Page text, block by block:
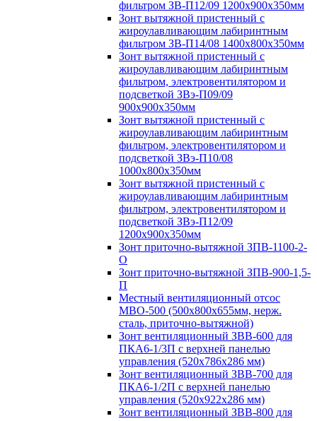
фильтром ЗВ-П12/09 1200х900х350мм
Зонт вытяжной пристенный с
жироулавливающим лабиринтным
фильтром ЗВ-П14/08 1400х800х350мм
Зонт вытяжной пристенный с
жироулавливающим лабиринтным
фильтром, электровентилятором и
подсветкой ЗВэ-П09/09
900х900х350мм
Зонт вытяжной пристенный с
жироулавливающим лабиринтным
фильтром, электровентилятором и
подсветкой ЗВэ-П10/08
1000х800х350мм
Зонт вытяжной пристенный с
жироулавливающим лабиринтным
фильтром, электровентилятором и
подсветкой ЗВэ-П12/09
1200х900х350мм
Зонт приточно-вытяжной ЗПВ-1100-2-
О
Зонт приточно-вытяжной ЗПВ-900-1,5-
П
Местный вентиляционный отсос
МВО-500 (500х800х655мм, нерж.
сталь, приточно-вытяжной)
Зонт вентиляционный ЗВВ-600 для
ПКА6-1/3П с верхней панелью
управления (520х786х286 мм)
Зонт вентиляционный ЗВВ-700 для
ПКА6-1/2П с верхней панелью
управления (520х922х286 мм)
Зонт вентиляционный ЗВВ-800 для